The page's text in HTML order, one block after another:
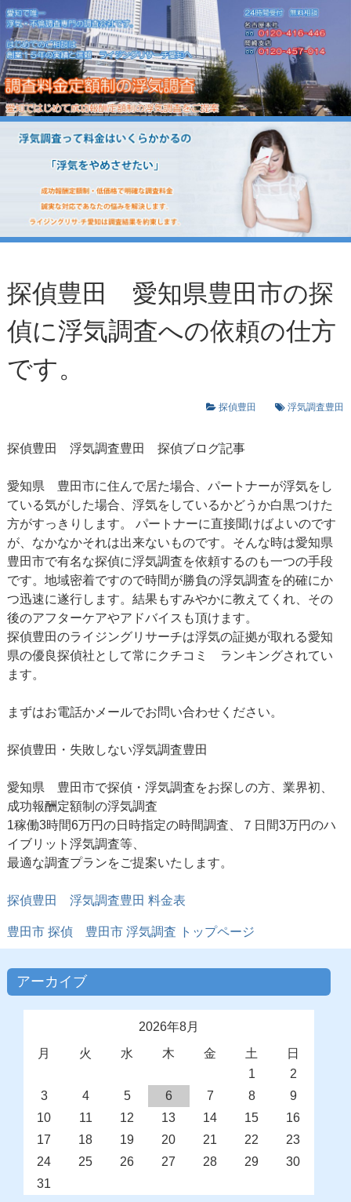
探偵豊田 愛知県豊田市の探
偵に浮気調査への依頼の仕方
です。
探偵豊田 浮気調査豊田
探偵豊田 浮気調査豊田 探偵ブログ記事
愛知県 豊田市に住んで居た場合、パートナーが浮気をし
ている気がした場合、浮気をしているかどうか白黒つけた
方がすっきりします。 パートナーに直接聞けばよいのです
が、なかなかそれは出来ないものです。そんな時は愛知県
豊田市で有名な探偵に浮気調査を依頼するのも一つの手段
です。地域密着ですので時間が勝負の浮気調査を的確にか
つ迅速に遂行します。結果もすみやかに教えてくれ、その
後のアフターケアやアドバイスも頂けます。
探偵豊田のライジングリサーチは浮気の証拠が取れる愛知
県の優良探偵社として常にクチコミ ランキングされてい
ます。
まずはお電話かメールでお問い合わせください。
探偵豊田・失敗しない浮気調査豊田
愛知県 豊田市で探偵・浮気調査をお探しの方、業界初、
成功報酬定額制の浮気調査
1稼働3時間6万円の日時指定の時間調査、７日間3万円のハ
イブリット浮気調査等、
最適な調査プランをご提案いたします。
探偵豊田 浮気調査豊田 料金表
豊田市 探偵 豊田市 浮気調査 トップページ
アーカイブ
2026年8月
月
火 水 木 金 土
日
1
2
3
4 5 6 7 8
9
10
11 12 13 14 15
16
17
18 19 20 21 22
23
24
25 26 27 28 29
30
31